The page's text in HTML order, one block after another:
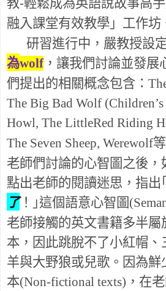
-
融入課堂有效教學」工作坊
研習進行中，嚴教授設
為wolf，讓我們討論並發展
們提出的相關概念包含：
The Big Bad Wolf
Howl, The LittleRed Riding
The Seven Sheep, Werewolf
老師們討論的心智圖之後
點出老師的閱讀迷思，指出
了！｣這個語意心智圖
老師接觸的英文書籍多半
本，因此跳脫不了小紅帽
羊與大野狼或兒歌。因為
本(Non-fictional texts) ，在